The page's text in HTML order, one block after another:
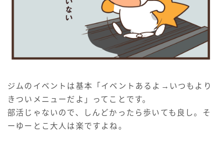
ジムのイベントは基本「イベントあるよ→いつもより
きついメニューだよ」ってことです。
部活じゃないので、しんどかったら歩いても良し。そ
ーゆーとこ大人は楽ですよね。